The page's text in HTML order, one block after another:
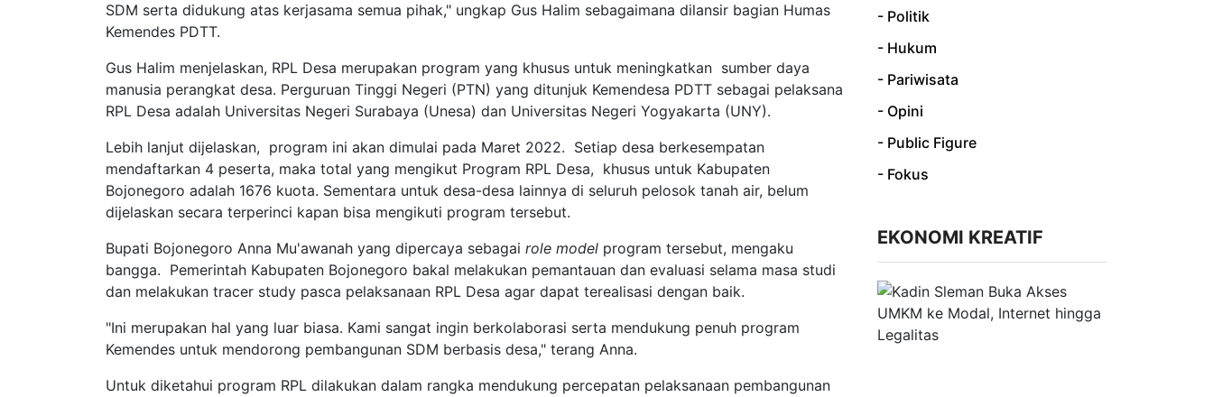
SDM serta didukung atas kerjasama semua pihak," ungkap Gus Halim sebagaimana dilansir bagian Humas
Kemendes PDTT.
Gus Halim menjelaskan, RPL Desa merupakan program yang khusus untuk meningkatkan sumber daya
manusia perangkat desa. Perguruan Tinggi Negeri (PTN) yang ditunjuk Kemendesa PDTT sebagai pelaksana
RPL Desa adalah Universitas Negeri Surabaya (Unesa) dan Universitas Negeri Yogyakarta (UNY).
Lebih lanjut dijelaskan, program ini akan dimulai pada Maret 2022. Setiap desa berkesempatan
mendaftarkan 4 peserta, maka total yang mengikut Program RPL Desa, khusus untuk Kabupaten
Bojonegoro adalah 1676 kuota. Sementara untuk desa-desa lainnya di seluruh pelosok tanah air, belum
dijelaskan secara terperinci kapan bisa mengikuti program tersebut.
Bupati Bojonegoro Anna Mu'awanah yang dipercaya sebagai role model program tersebut, mengaku
bangga. Pemerintah Kabupaten Bojonegoro bakal melakukan pemantauan dan evaluasi selama masa studi
dan melakukan tracer study pasca pelaksanaan RPL Desa agar dapat terealisasi dengan baik.
"Ini merupakan hal yang luar biasa. Kami sangat ingin berkolaborasi serta mendukung penuh program
Kemendes untuk mendorong pembangunan SDM berbasis desa," terang Anna.
Untuk diketahui program RPL dilakukan dalam rangka mendukung percepatan pelaksanaan pembangunan
- Politik
- Hukum
- Pariwisata
- Opini
- Public Figure
- Fokus
EKONOMI KREATIF